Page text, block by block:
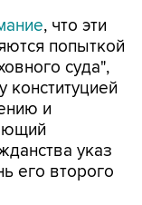
, что эти
попыткой
суда",
и
указ
его второго